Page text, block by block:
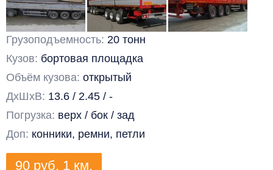
Грузоподъемность: 20 тонн
Кузов: бортовая площадка
Объём кузова: открытый
ДхШхВ: 13.6 / 2.45 / -
Погрузка: верх / бок / зад
Доп: конники, ремни, петли
90 руб. 1 км.